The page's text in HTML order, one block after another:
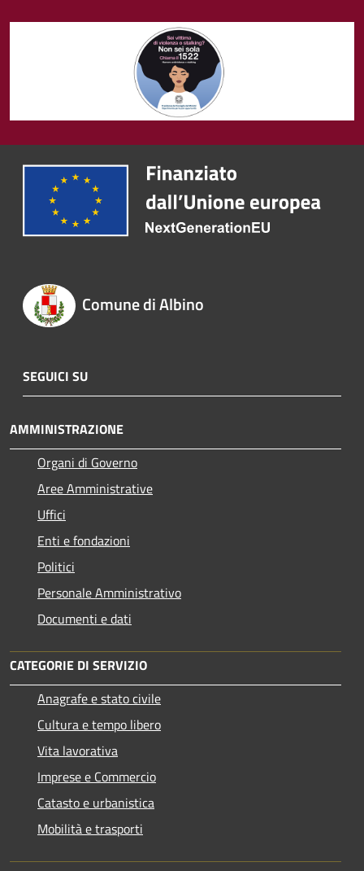
Comune di Albino
SEGUICI SU
AMMINISTRAZIONE
Organi di Governo
Aree Amministrative
Uffici
Enti e fondazioni
Politici
Personale Amministrativo
Documenti e dati
CATEGORIE DI SERVIZIO
Anagrafe e stato civile
Cultura e tempo libero
Vita lavorativa
Imprese e Commercio
Catasto e urbanistica
Mobilità e trasporti